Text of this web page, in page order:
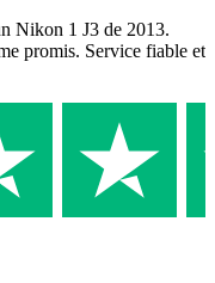
Nikon 1 J3 de 2013.
promis. Service fiable et